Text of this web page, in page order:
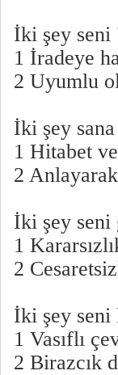
İki şey seni
1 İradeye
2 Uyumlu
İki şey
1 Hitabet
2
İki şey seni
1
2
İki şey seni
1 Vasıflı
2 Birazcık